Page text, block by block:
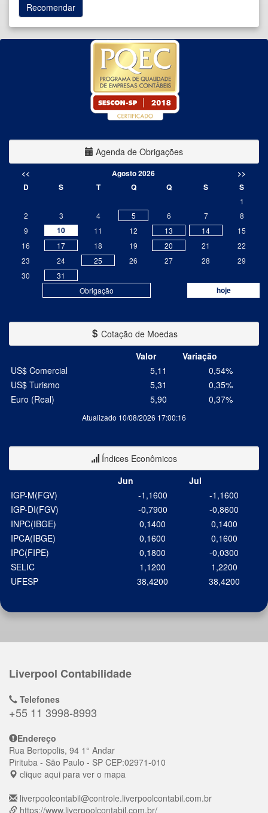
Agenda de Obrigações
<< Agosto 2026
>>
D
S T Q Q S S
Obrigação hoje
1
2
3 4 5 6 7
8
9
10 11 12 13 14
15
16
17 18 19 20 21
22
23
24 25 26 27 28
29
30
31
Cotação de Moedas
Valor
Variação
Atualizado 10/08/2026 17:00:16
US$ Comercial 5,11
0,54%
US$ Turismo
5,31
0,35%
Euro (Real)
5,90 0,37%
Índices Econômicos
Jun
Jul
IGP-M(FGV)
-1,1600
-1,1600
IGP-DI(FGV)
-0,7900
-0,8600
INPC(IBGE)
0,1400
0,1400
IPCA(IBGE)
0,1600
0,1600
IPC(FIPE)
0,1800
-0,0300
SELIC
1,1200
1,2200
UFESP
38,4200 38,4200
Liverpool Contabilidade
Telefones
+55 11 3998-8993
Endereço
Rua Bertopolis, 94 1° Andar
Pirituba - São Paulo - SP CEP:02971-010
clique aqui para ver o mapa
liverpoolcontabil@controle.liverpoolcontabil.com.br
https://www.liverpoolcontabil.com.br/